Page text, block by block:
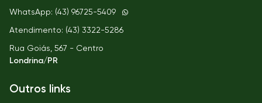
WhatsApp: (43) 96725-5409
Atendimento: (43) 3322-5286
Rua Goiás, 567 - Centro
Londrina/PR
Outros links